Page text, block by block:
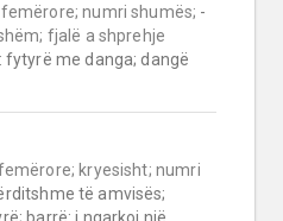
numri shumës; -
fjalë a shprehje
fytyrë me danga; dangë
kryesisht; numri